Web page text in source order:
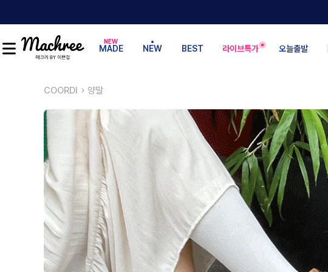
MADE NEW BEST 라이브특가 오늘출발
COORDI 양말